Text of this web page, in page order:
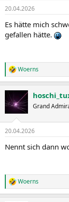
e
:
20.04.2026
Es hätte mich
gefallen hätte.
R
e
k
t
e
:
Woerns
Grand
20.04.2026
Nennt sich dann
R
e
Woerns